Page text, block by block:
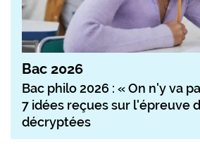
Bac 2026
Bac philo 2026 : « On n'y va
7 idées reçues sur l'épreuve
décryptées